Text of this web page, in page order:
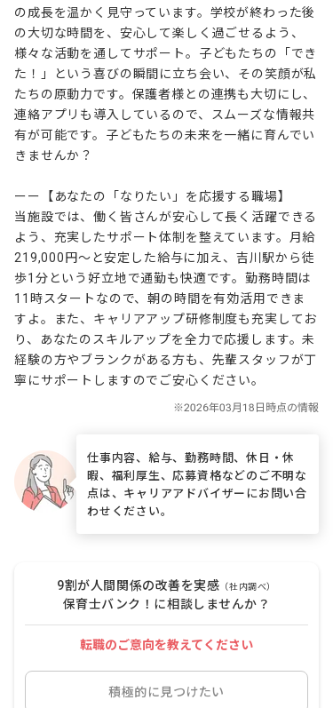
の成長を温かく見守っています。学校が終わった後
の大切な時間を、安心して楽しく過ごせるよう、
様々な活動を通してサポート。子どもたちの「でき
た！」という喜びの瞬間に立ち会い、その笑顔が私
たちの原動力です。保護者様との連携も大切にし、
連絡アプリも導入しているので、スムーズな情報共
有が可能です。子どもたちの未来を一緒に育んでい
きませんか？
ーー【あなたの「なりたい」を応援する職場】
当施設では、働く皆さんが安心して長く活躍できる
よう、充実したサポート体制を整えています。月給
219,000円～と安定した給与に加え、吉川駅から徒
歩1分という好立地で通勤も快適です。勤務時間は
11時スタートなので、朝の時間を有効活用できま
すよ。また、キャリアアップ研修制度も充実してお
り、あなたのスキルアップを全力で応援します。未
経験の方やブランクがある方も、先輩スタッフが丁
寧にサポートしますのでご安心ください。
仕事内容、給与、勤務時間、休日・休
暇、福利厚生、応募資格などのご不明な
点は、キャリアアドバイザーにお問い合
わせください。
9割が人間関係の改善を実感 （社内調べ）
保育士バンク！に相談しませんか？
転職のご意向を教えてください
積極的に見つけたい